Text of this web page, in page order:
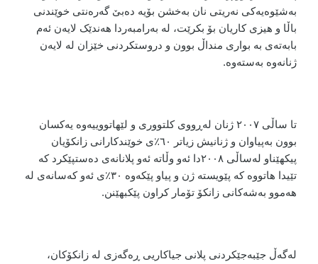
بەشێوەیەکی نەریتی نان بەخشن بۆیە دەبێ گەرەنتی خوێندنی
باڵا و هیزی کاریان بۆ بکرێت، لە بەرامبەردا هەندێک لایەن ئەم
بابەتەی بە بواری منداڵ بوون و دروستکردنی خێزان لە لایەن
ژنانەوە بەستەوە.
تا ساڵی ٢٠٠٧ ژنان لەڕووی کلتووری و لێهاتووییەوە یەکسان
بوون بەپیاوان و ژنانیش زیاتر ٦٠٪ی خوێندکارانی زانکۆیان
پیکهێناو لەساڵی ٢٠٠٨دا ئەو وڵاتە ئەو پلانانەی دەستپێکرد کە
تێیدا هاتووە کە پێویستە ژن و پیاو پێکەوە ٣٠٪ی ئەو کەسانەی لە
هەموو بەشەکانی زانکۆ تۆمار کراون پێکبهێنن.
لەگەڵ جێبەجێکردنی پلانی جیاکاریی ڕەگەزی لە زانکۆکان،